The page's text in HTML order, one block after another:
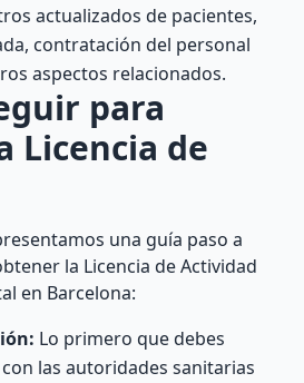
actualizados de pacientes,
contratación del personal
aspectos relacionados.
para
Licencia de
una guía paso a
la Licencia de Actividad
en Barcelona:
Lo primero que debes
las autoridades sanitarias